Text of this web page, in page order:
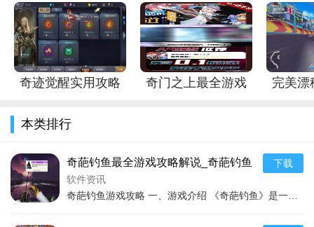
冥界中有一些特殊的NPC，他们可能是被困的灵魂或者是神
NPC会给出隐晦的提示，需要玩家根据游戏中的其他线索进行解
帮助一个灵魂找到他失散的亲人，作为回报他会透露奈何桥所在
区域的一些特殊情况。
奇迹觉醒实用攻略
技巧助通关
奇门之上最全游戏
完美漂
本类排行
奇葩钓鱼最全游戏攻略解说_奇葩钓鱼
最新游戏技巧通关
软件资讯
下载